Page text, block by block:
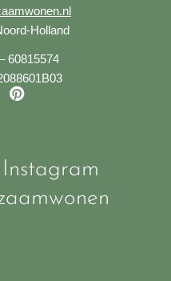
Holland
60815574
P
e
r
e